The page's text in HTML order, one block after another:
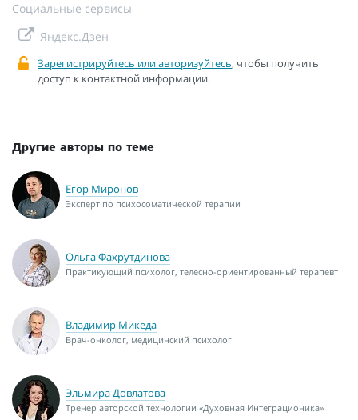
Социальные сервисы
Яндекс.Дзен
Зарегистрируйтесь или авторизуйтесь, чтобы получить
доступ к контактной информации.
Другие авторы по теме
Егор Миронов
Эксперт по психосоматической терапии
Ольга Фахрутдинова
Практикующий психолог, телесно-ориентированный терапевт
Владимир Микеда
Врач-онколог, медицинский психолог
Эльмира Довлатова
Тренер авторской технологии «Духовная Интеграционика»